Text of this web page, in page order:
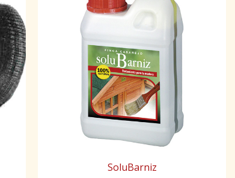
SoluBarniz